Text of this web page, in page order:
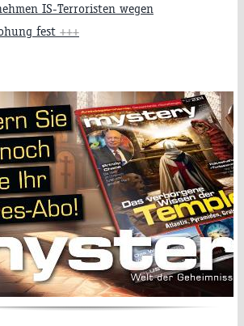
IS-Terroristen wegen
fest +++